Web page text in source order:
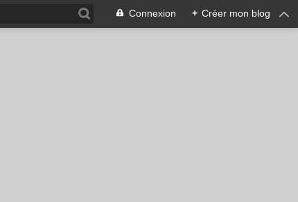
Connexion + Créer mon blog